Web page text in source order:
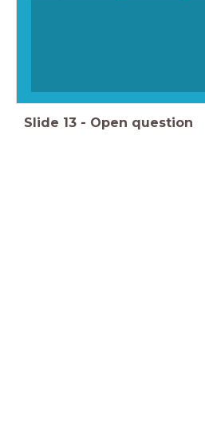
Slide 13 - Open question